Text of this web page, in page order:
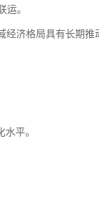
运。
经济格局具有长期推
平。